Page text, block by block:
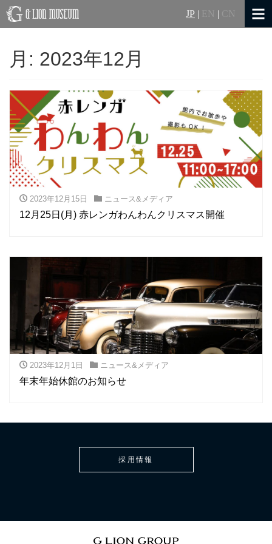
JP | EN | CN
月: 2023年12月
2023年12月15日 ニュース&メディア
12月25日(月) 赤レンガわんわんクリスマス開催
2023年12月1日 ニュース&メディア
年末年始休館のお知らせ
採用情報